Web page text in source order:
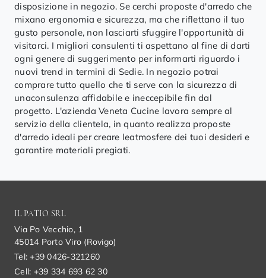
disposizione in negozio. Se cerchi proposte d'arredo che
mixano ergonomia e sicurezza, ma che riflettano il tuo
gusto personale, non lasciarti sfuggire l'opportunità di
visitarci. I migliori consulenti ti aspettano al fine di darti
ogni genere di suggerimento per informarti riguardo i
nuovi trend in termini di Sedie. In negozio potrai
comprare tutto quello che ti serve con la sicurezza di
unaconsulenza affidabile e ineccepibile fin dal
progetto. L'azienda Veneta Cucine lavora sempre al
servizio della clientela, in quanto realizza proposte
d'arredo ideali per creare leatmosfere dei tuoi desideri e
garantire materiali pregiati.
IL PATIO SRL
Via Po Vecchio, 1
45014 Porto Viro (Rovigo)
Tel: +39 0426-321260
Cell: +39 334 693 62 30